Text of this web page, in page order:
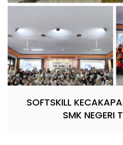
SOFTSKILL
SMK NEGERI